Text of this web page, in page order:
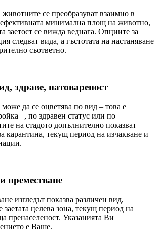
се преобразуват взаимно в
ефективната минимална площ на животно,
заетост се вижда веднага. Опциите за
следват вида, а гъстотата на настаняване
съответно.
здраве, натовареност
да се оцветява по вид – това е
–, по здравен статус или по
на стадото допълнително показват
карантина, текущ период на изчакване и
преместване
изгледът показва различен вид,
заетата целева зона, текущ период на
пренаселеност. Указанията Ви
е Ваше.